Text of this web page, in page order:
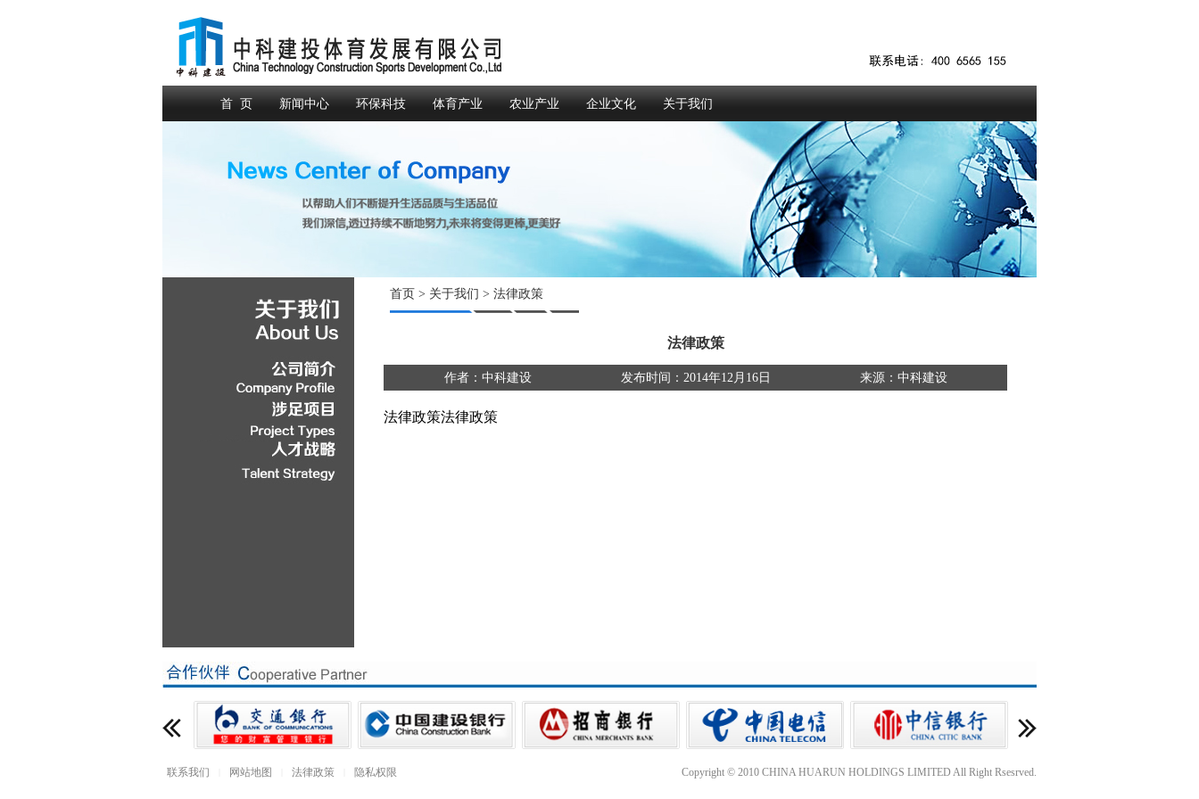
首 页 新闻中心 环保科技 体育产业 农业产业 企业文化 关于我们
首页 > 关于我们 > 法律政策
法律政策
作者：中科建设 发布时间：2014年12月16日 来源：中科建设
法律政策法律政策
联系我们 网站地图 法律政策 隐私权限 Copyright © 2010 CHINA HUARUN HOLDINGS LIMITED All Right Rsesrved.